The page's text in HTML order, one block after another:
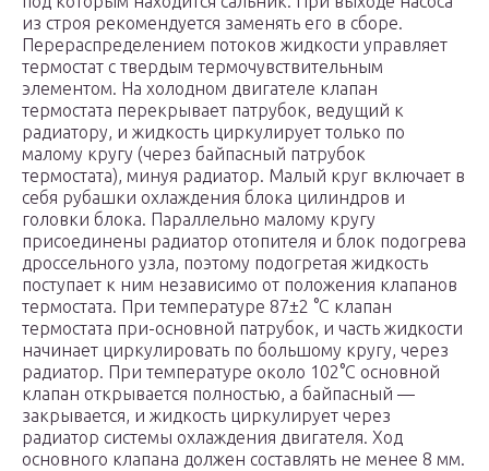
из строя рекомендуется заменять его в сборе.
Перераспределением потоков жидкости управляет
термостат с твердым термочувствительным
элементом. На холодном двигателе клапан
термостата перекрывает патрубок, ведущий к
радиатору, и жидкость циркулирует только по
малому кругу (через байпасный патрубок
термостата), минуя радиатор. Малый круг включает в
себя рубашки охлаждения блока цилиндров и
головки блока. Параллельно малому кругу
присоединены радиатор отопителя и блок подогрева
дроссельного узла, поэтому подогретая жидкость
поступает к ним независимо от положения клапанов
термостата. При температуре 87±2 °С клапан
термостата при-основной патрубок, и часть жидкости
начинает циркулировать по большому кругу, через
радиатор. При температуре около 102°С основной
клапан открывается полностью, а байпасный —
закрывается, и жидкость циркулирует через
радиатор системы охлаждения двигателя. Ход
основного клапана должен составлять не менее 8 мм.